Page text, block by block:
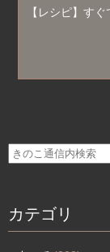
【レシピ】す
カテゴリ